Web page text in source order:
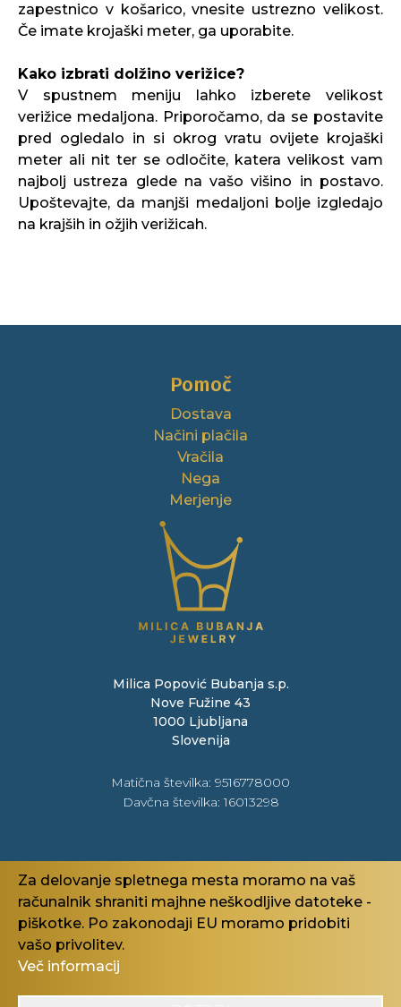
zapestnico v košarico, vnesite ustrezno velikost.
Če imate krojaški meter, ga uporabite.
Kako izbrati dolžino verižice?
V spustnem meniju lahko izberete velikost
verižice medaljona. Priporočamo, da se postavite
pred ogledalo in si okrog vratu ovijete krojaški
meter ali nit ter se odločite, katera velikost vam
najbolj ustreza glede na vašo višino in postavo.
Upoštevajte, da manjši medaljoni bolje izgledajo
na krajših in ožjih verižicah.
Za delovanje spletnega mesta moramo na vaš
računalnik shraniti majhne neškodljive datoteke -
piškotke. Po zakonodaji EU moramo pridobiti
vašo privolitev.
Več informacij
Pomoč
Dostava
Načini plačila
Vračila
Nega
Merjenje
Milica Popović Bubanja s.p.
Nove Fužine 43
1000 Ljubljana
Slovenija
Matična številka: 9516778000
Davčna številka: 16013298
Pravno
Politika zasebnosti
Pogoji poslovanja